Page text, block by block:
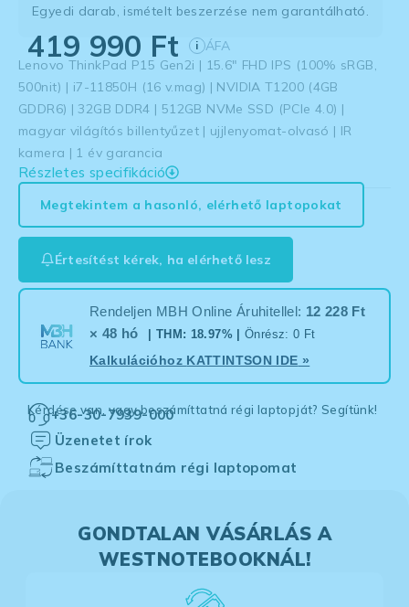
Egyedi darab, ismételt beszerzése nem garantálható.
419 990 Ft i ÁFA
Lenovo ThinkPad P15 Gen2i | 15.6″ FHD IPS (100% sRGB,
500nit) | i7-11850H (16 v.mag) | NVIDIA T1200 (4GB
GDDR6) | 32GB DDR4 | 512GB NVMe SSD (PCIe 4.0) |
magyar világítós billentyűzet | ujjlenyomat-olvasó | IR
kamera | 1 év garancia
Részletes specifikáció
Megtekintem a hasonló, elérhető laptopokat
Értesítést kérek, ha elérhető lesz
Rendeljen MBH Online Áruhitellel: 12 228 Ft
× 48 hó
| THM: 18.97% | Önrész: 0 Ft
Kalkulációhoz KATTINTSON IDE »
Kérdése van, vagy beszámíttatná régi laptopját? Segítünk!
+36-30-7939-000
Üzenetet írok
Beszámíttatnám régi laptopomat
GONDTALAN VÁSÁRLÁS A
WESTNOTEBOOKNÁL!